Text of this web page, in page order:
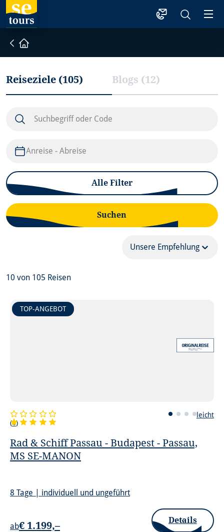
1
Startseite
Reiseziele (105) Blogs (12)
Nach Touren suchen
Alle Filter
Suchen
Unsere Empfehlung
10 von 105 Reisen
TOP-ANGEBOT
Rad & Schiff Passau - Budapest - Passau,
MS SE-MANON
(1)
leicht
8 Tage | individuell und ungeführt
Details
ab€ 1.199,–